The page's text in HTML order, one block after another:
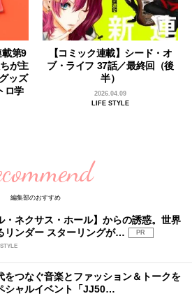
載第9
が主
ッズ
ロ学
【コミック連載】シード・オ
ブ・ライフ 37話／最終回（後
半）
2026.04.09
LIFE STYLE
編集部のおすすめ
・ネクサス・ホール】からの誘惑。世界
リンダー スターリングが…
PR
をつなぐ音楽とファッション＆トークを
シャルイベント「JJ50…